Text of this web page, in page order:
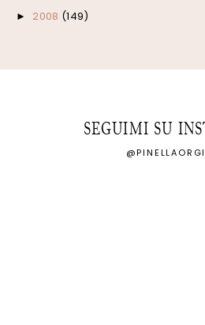
► 2008 (149)
SEGUIMI SU